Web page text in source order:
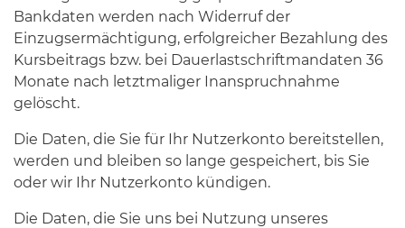
Bankdaten werden nach Widerruf der
Einzugsermächtigung, erfolgreicher Bezahlung des
Kursbeitrags bzw. bei Dauerlastschriftmandaten 36
Monate nach letztmaliger Inanspruchnahme
gelöscht.
Die Daten, die Sie für Ihr Nutzerkonto bereitstellen,
werden und bleiben so lange gespeichert, bis Sie
oder wir Ihr Nutzerkonto kündigen.
Die Daten, die Sie uns bei Nutzung unseres